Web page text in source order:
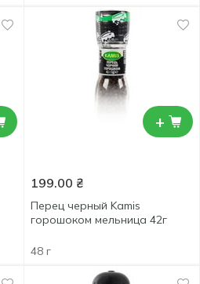
+
199.00 ₴
Перец черный Kamis
горошоком мельница 42г
48 г